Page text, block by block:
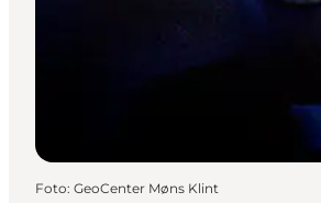
Foto: GeoCenter Møns Klint